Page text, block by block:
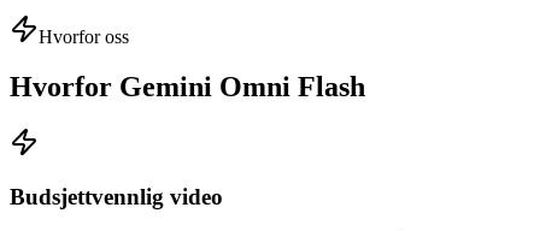
Hvorfor oss
Hvorfor Gemini Omni Flash
Budsjettvennlig video